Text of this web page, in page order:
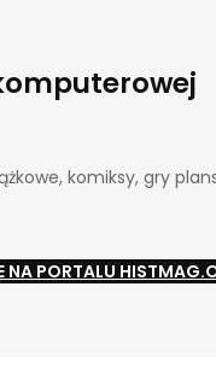
komiksy, gry
NA PORTALU